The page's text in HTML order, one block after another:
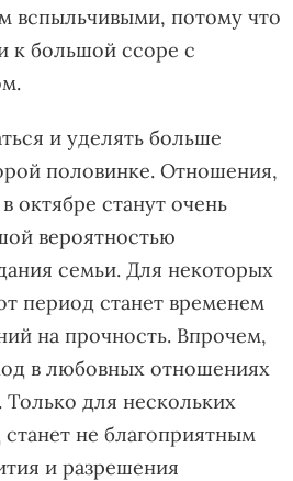
вспыльчивыми, потому что
к большой ссоре с
и уделять больше
половинке. Отношения,
октябре станут очень
вероятностью
семьи. Для некоторых
период станет временем
на прочность. Впрочем,
в любовных отношениях
Только для нескольких
не благоприятным
и разрешения